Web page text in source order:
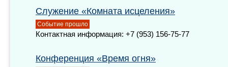
Служение «Комната исцеления»
Событие прошло
Контактная информация: +7 (953) 156-75-77
Конференция «Время огня»